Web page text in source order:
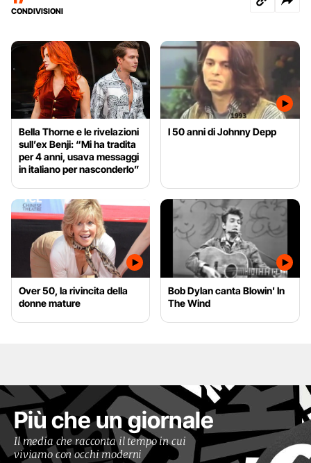
CONDIVISIONI
Bella Thorne e le rivelazioni
sull’ex Benji: “Mi ha tradita
per 4 anni, usava messaggi
in italiano per nasconderlo”
I 50 anni di Johnny Depp
Over 50, la rivincita della
donne mature
Bob Dylan canta Blowin' In
The Wind
Più che un giornale
Il media che racconta il tempo in cui
viviamo con occhi moderni